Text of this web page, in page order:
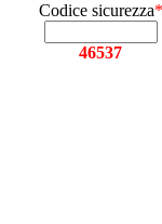
Codice sicurezza*
46537